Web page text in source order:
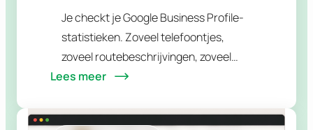
(2026)
Je checkt je Google Business Profile-
statistieken. Zoveel telefoontjes,
zoveel routebeschrijvingen, zoveel
klikks naar je website. Daarna spring je
gebeurt. Twee tabbladen, twee…
Lees meer